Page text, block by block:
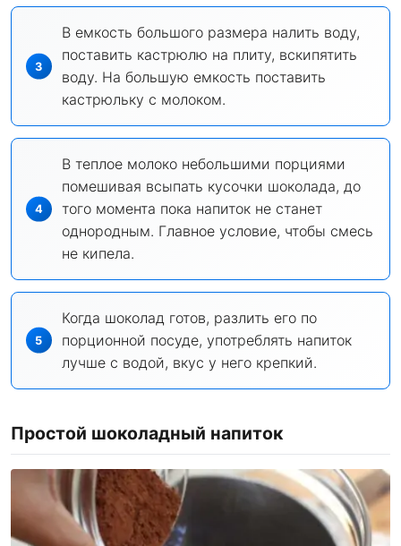
В емкость большого размера налить воду,
поставить кастрюлю на плиту, вскипятить
воду. На большую емкость поставить
кастрюльку с молоком.
В теплое молоко небольшими порциями
помешивая всыпать кусочки шоколада, до
того момента пока напиток не станет
однородным. Главное условие, чтобы смесь
не кипела.
Когда шоколад готов, разлить его по
порционной посуде, употреблять напиток
лучше с водой, вкус у него крепкий.
Простой шоколадный напиток